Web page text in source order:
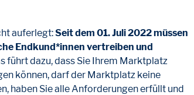
auferlegt:Seit dem 01. Juli 2022 müssen
Endkund*innen vertreiben und
führt dazu, dass Sie Ihrem Marktplatz
können, darf der Marktplatz keine
haben Sie alle Anforderungen erfüllt und